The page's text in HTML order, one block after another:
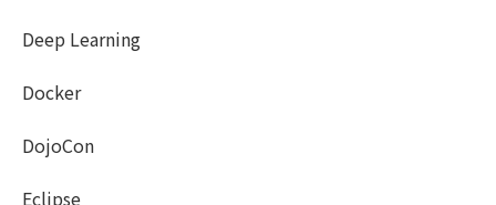
Deep Learning
Docker
DojoCon
Eclipse